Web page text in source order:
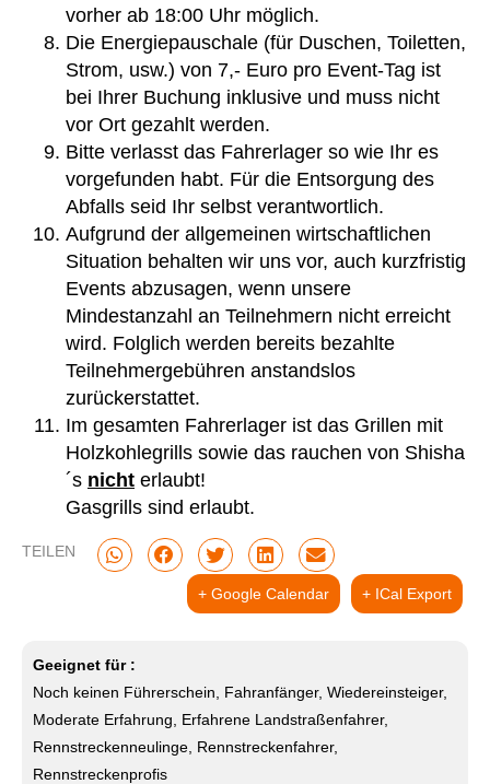
vorher ab 18:00 Uhr möglich.
Die Energiepauschale (für Duschen, Toiletten,
Strom, usw.) von 7,- Euro pro Event-Tag ist
bei Ihrer Buchung inklusive und muss nicht
vor Ort gezahlt werden.
Bitte verlasst das Fahrerlager so wie Ihr es
vorgefunden habt. Für die Entsorgung des
Abfalls seid Ihr selbst verantwortlich.
Aufgrund der allgemeinen wirtschaftlichen
Situation behalten wir uns vor, auch kurzfristig
Events abzusagen, wenn unsere
Mindestanzahl an Teilnehmern nicht erreicht
wird. Folglich werden bereits bezahlte
Teilnehmergebühren anstandslos
zurückerstattet.
Im gesamten Fahrerlager ist das Grillen mit
Holzkohlegrills sowie das rauchen von Shisha
´s nicht erlaubt!
Gasgrills sind erlaubt.
TEILEN
+ Google Calendar + ICal Export
Geeignet für :
Noch keinen Führerschein, Fahranfänger, Wiedereinsteiger,
Moderate Erfahrung, Erfahrene Landstraßenfahrer,
Rennstreckenneulinge, Rennstreckenfahrer,
Rennstreckenprofis